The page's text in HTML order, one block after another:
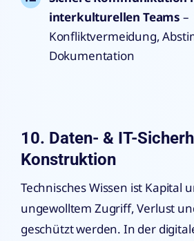
interkulturellen Teams –
Konfliktvermeidung,
Dokumentation
10. Daten- & IT-
Konstruktion
Technisches Wissen ist Kapital
ungewolltem Zugriff, Verlust
geschützt werden. In der